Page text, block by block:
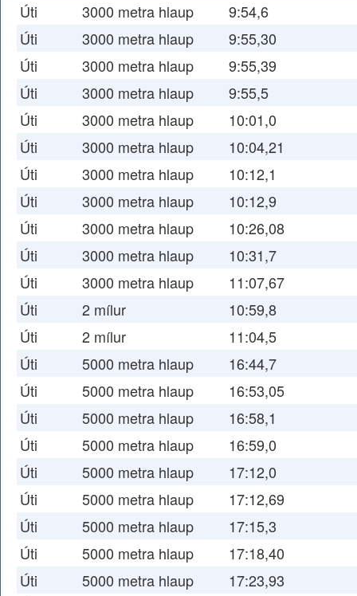
Úti
3000 metra hlaup
9:54,6
Úti
3000 metra hlaup
9:55,30
Úti
3000 metra hlaup
9:55,39
Úti
3000 metra hlaup
9:55,5
Úti
3000 metra hlaup
10:01,0
Úti
3000 metra hlaup
10:04,21
Úti
3000 metra hlaup
10:12,1
Úti
3000 metra hlaup
10:12,9
Úti
3000 metra hlaup
10:26,08
Úti
3000 metra hlaup
10:31,7
Úti
3000 metra hlaup
11:07,67
Úti
2 mílur
10:59,8
Úti
2 mílur
11:04,5
Úti
5000 metra hlaup
16:44,7
Úti
5000 metra hlaup
16:53,05
Úti
5000 metra hlaup
16:58,1
Úti
5000 metra hlaup
16:59,0
Úti
5000 metra hlaup
17:12,0
Úti
5000 metra hlaup
17:12,69
Úti
5000 metra hlaup
17:15,3
Úti
5000 metra hlaup
17:18,40
Úti
5000 metra hlaup
17:23,93